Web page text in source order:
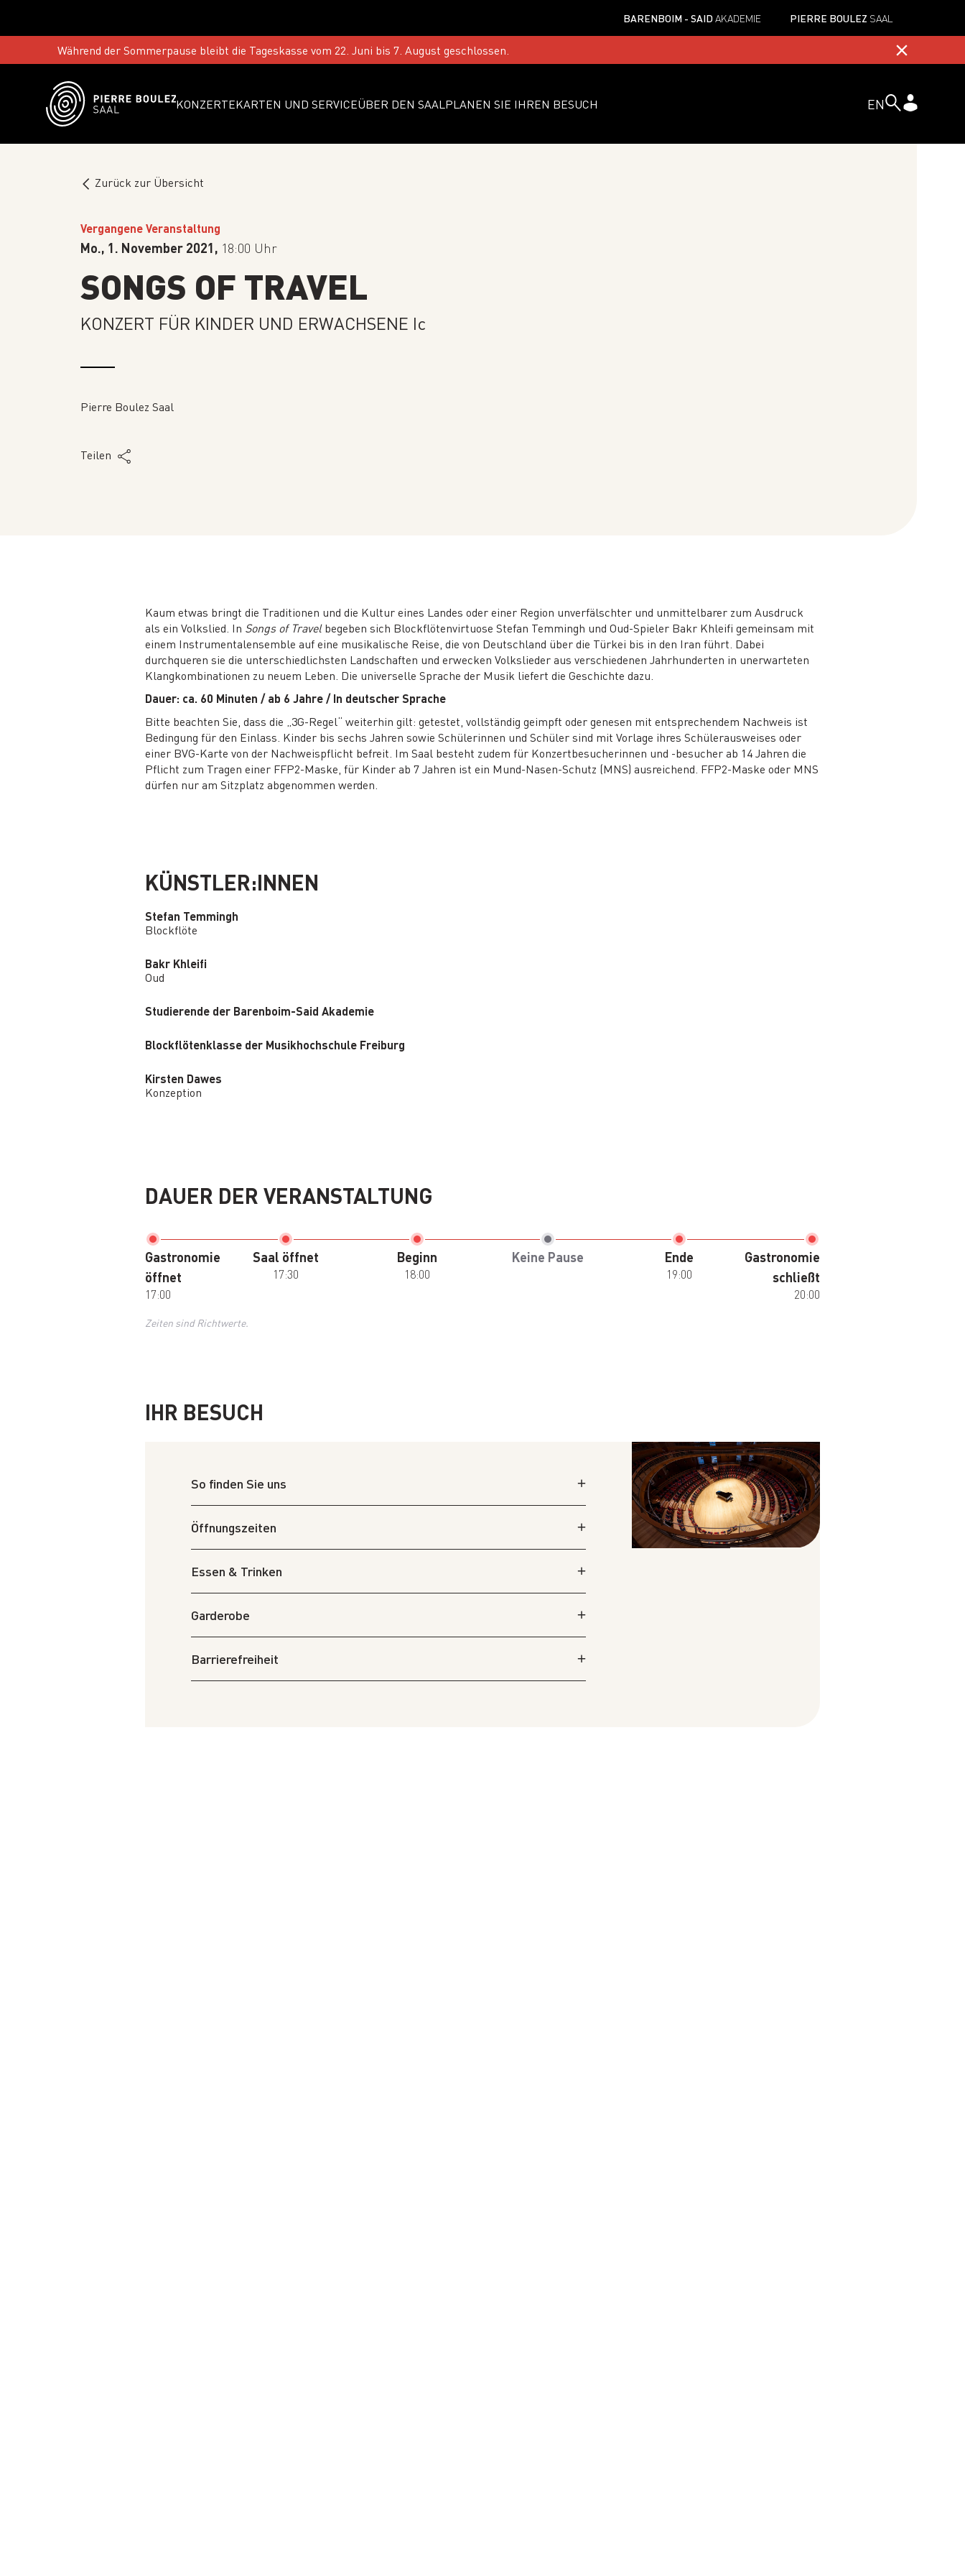
BARENBOIM - SAIDAKADEMIE PIERRE BOULEZ SAAL
Während der Sommerpause bleibt die Tageskasse vom 22. Juni bis 7. August geschlossen.
KONZERTEKARTEN UND SERVICEÜBER DEN SAAL PLANEN SIE IHREN BESUCH EN
Zurück zur Übersicht
Vergangene Veranstaltung
Mo., 1. November 2021, 18:00 Uhr
SONGS OF TRAVEL
KONZERT FÜR KINDER UND ERWACHSENE Ic
Pierre Boulez Saal
Teilen
Kaum etwas bringt die Traditionen und die Kultur eines Landes oder einer Region unverfälschter und unmittelbarer zum Ausdruck
als ein Volkslied. In Songs of Travelbegeben sich Blockflötenvirtuose Stefan Temmingh und Oud-Spieler Bakr Khleifi gemeinsam mit
einem Instrumentalensemble auf eine musikalische Reise, die von Deutschland über die Türkei bis in den Iran führt. Dabei
durchqueren sie die unterschiedlichsten Landschaften und erwecken Volkslieder aus verschiedenen Jahrhunderten in unerwarteten
Klangkombinationen zu neuem Leben. Die universelle Sprache der Musik liefert die Geschichte dazu.
Dauer: ca. 60 Minuten / ab 6 Jahre / In deutscher Sprache
Bitte beachten Sie, dass die „3G-Regel“ weiterhin gilt: getestet, vollständig geimpft oder genesen mit entsprechendem Nachweis ist
Bedingung für den Einlass. Kinder bis sechs Jahren sowie Schülerinnen und Schüler sind mit Vorlage ihres Schülerausweises oder
einer BVG-Karte von der Nachweispflicht befreit. Im Saal besteht zudem für Konzertbesucherinnen und -besucher ab 14 Jahren die
Pflicht zum Tragen einer FFP2-Maske, für Kinder ab 7 Jahren ist ein Mund-Nasen-Schutz (MNS) ausreichend. FFP2-Maske oder MNS
dürfen nur am Sitzplatz abgenommen werden.
KÜNSTLER:INNEN
Stefan Temmingh
Blockflöte
Bakr Khleifi
Oud
Studierende der Barenboim-Said Akademie
Blockflötenklasse der Musikhochschule Freiburg
Kirsten Dawes
Konzeption
DAUER DER VERANSTALTUNG
Gastronomie
öffnet
17:00
Saal öffnet
17:30
Beginn
18:00
Keine Pause Ende
19:00
Gastronomie
schließt
20:00
Zeiten sind Richtwerte.
IHR BESUCH
So finden Sie uns
Öffnungszeiten
Essen & Trinken
Garderobe
Barrierefreiheit